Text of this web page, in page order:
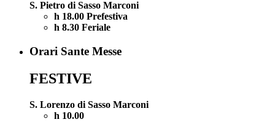
S. Pietro di Sasso Marconi
h 18.00 Prefestiva
h 8.30 Feriale
Orari Sante Messe
FESTIVE
S. Lorenzo di Sasso Marconi
h 10.00